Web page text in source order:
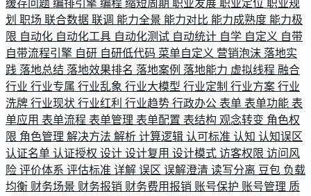
缓存问题 编排引擎 编程 缩短周期 职业发展 职业定位 职业规
划 职场 联合数据 联调 能力全景 能力对比 能力成熟度 能力极
限 自动化 自动化工具 自动化测试 自动统计 自学 自定义 自带
自带流程引擎 自研 自研低代码 菜单自定义 营销泡沫 落地实
践 落地总结 落地效果排名 落地案例 落地能力 虚拟线程 融合
行业 行业专属 行业乱象 行业大模型 行业定制 行业方案 行业
洗牌 行业现状 行业红利 行业趋势 行政办公 表单 表单功能 表
单应用 表单流程 表单管理 表单配置 表结构 观念转变 角色权
限 角色管理 解决方法 解析 计算逻辑 认可标准 认知 认知误区
认证名单 认证授权 设计 设计复用 设计模式 访客权限 访问风
险 评价体系 评估标准 详解 误区 误解澄清 读写分离 豆包 负载
均衡 财务场景 财务报销 财务费用报销 账号保护 账号管理 质